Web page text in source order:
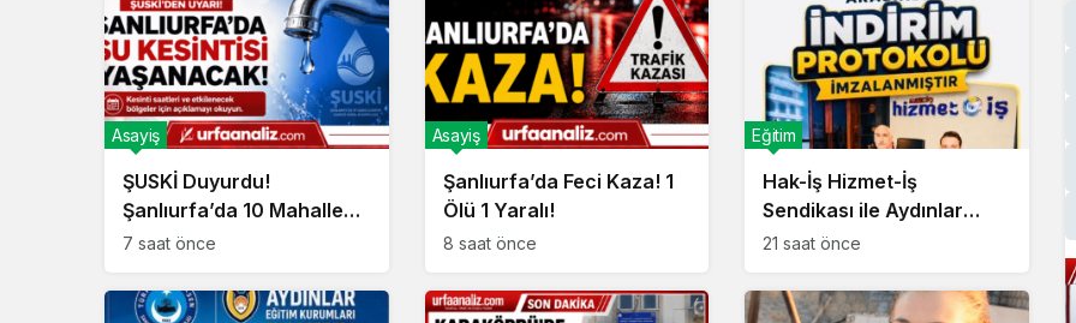
ŞUSKİ Duyurdu!
Şanlıurfa’da 10 Mahallede
Su Kesintisi Yaşanacak
Asayiş
7 saat önce
Şanlıurfa’da Feci Kaza! 1
Ölü 1 Yaralı!
Asayiş
8 saat önce
Hak-İş Hizmet-İş
Sendikası ile Aydınlar
Eğitim Kurumları Arasında
İmzalandı!
Eğitim
21 saat önce